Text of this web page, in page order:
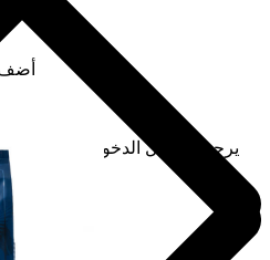
أضف
يرجى تسجيل الدخول لإضافة هذا